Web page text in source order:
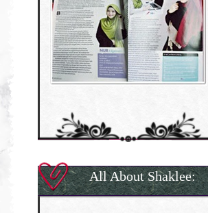
All About Shaklee: